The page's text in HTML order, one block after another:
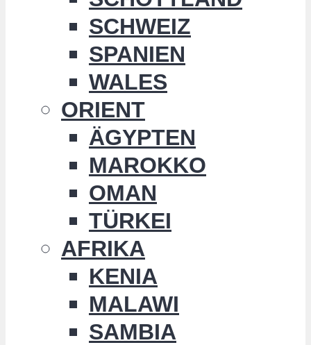
SCHWEIZ
SPANIEN
WALES
ORIENT
ÄGYPTEN
MAROKKO
OMAN
TÜRKEI
AFRIKA
KENIA
MALAWI
SAMBIA